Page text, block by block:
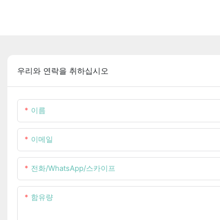
우리와 연락을 취하십시오
이름
이메일
전화/WhatsApp/스카이프
함유량